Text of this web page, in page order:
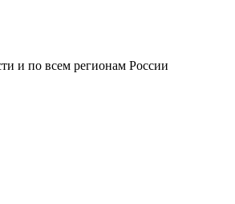
и по всем регионам России